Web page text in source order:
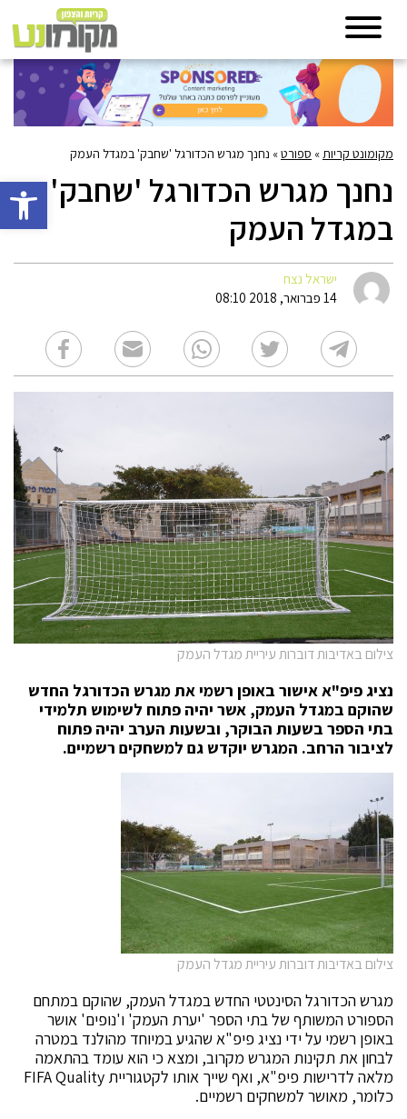
פתח
מקומונט קריות » ספורט» נחנך מגרש הכדורגל 'שחבק' במגדל העמק
נחנך מגרש הכדורגל 'שחבק'
במגדל העמק
ישראל נצח
14 פברואר, 2018 08:10
צילום באדיבות דוברות עיריית מגדל העמק
נציג פיפ"א אישור באופן רשמי את מגרש הכדורגל החדש
שהוקם במגדל העמק, אשר יהיה פתוח לשימוש תלמידי
בתי הספר בשעות הבוקר, ובשעות הערב יהיה פתוח
לציבור הרחב. המגרש יוקדש גם למשחקים רשמיים.
צילום באדיבות דוברות עיריית מגדל העמק
מגרש הכדורגל הסינטטי החדש במגדל העמק, שהוקם במתחם
הספורט המשותף של בתי הספר 'יערת העמק' ו'נופים' אושר
באופן רשמי על ידי נציג פיפ"א שהגיע במיוחד מהולנד במטרה
לבחון את תקינות המגרש מקרוב, ומצא כי הוא עומד בהתאמה
מלאה לדרישות פיפ"א, ואף שייך אותו לקטגוריית FIFA Quality
כלומר, מאושר למשחקים רשמיים.